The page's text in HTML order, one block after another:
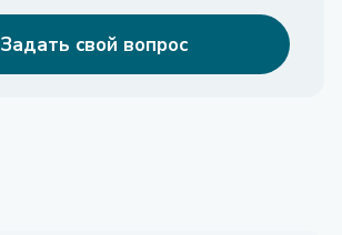
Задать свой вопрос